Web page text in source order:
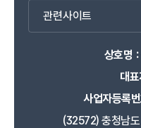
관련사이트
상호명 :
대
사업자등록
(32572) 충청남